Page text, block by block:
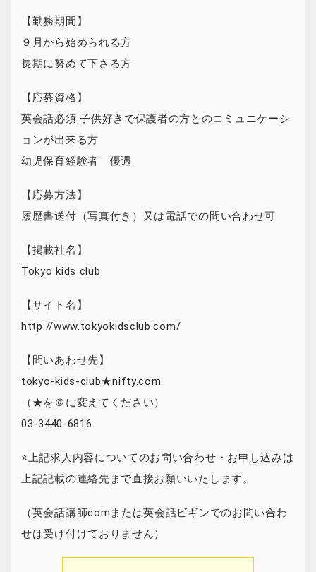
【勤務期間】
９月から始められる方
長期に努めて下さる方
【応募資格】
英会話必須 子供好きで保護者の方とのコミュニケーシ
ョンが出来る方
幼児保育経験者 優遇
【応募方法】
履歴書送付（写真付き）又は電話での問い合わせ可
【掲載社名】
Tokyo kids club
【サイト名】
http://www.tokyokidsclub.com/
【問いあわせ先】
tokyo-kids-club★nifty.com
（★を＠に変えてください）
03-3440-6816
※上記求人内容についてのお問い合わせ・お申し込みは
上記記載の連絡先まで直接お願いいたします。
（英会話講師comまたは英会話ビギンでのお問い合わ
せは受け付けておりません）